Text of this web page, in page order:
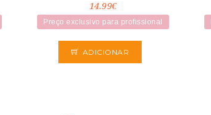
14.99€
Preço exclusivo para profissional
ADICIONAR